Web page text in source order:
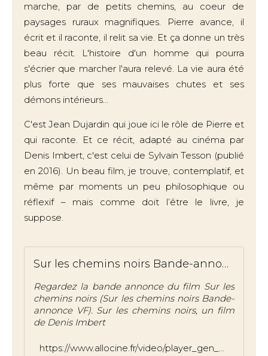
marche, par de petits chemins, au coeur de
paysages ruraux magnifiques. Pierre avance, il
écrit et il raconte, il relit sa vie. Et ça donne un très
beau récit. L'histoire d'un homme qui pourra
s'écrier que marcher l'aura relevé. La vie aura été
plus forte que ses mauvaises chutes et ses
démons intérieurs...
C'est Jean Dujardin qui joue ici le rôle de Pierre et
qui raconte. Et ce récit, adapté au cinéma par
Denis Imbert, c'est celui de Sylvain Tesson (publié
en 2016). Un beau film, je trouve, contemplatif, et
même par moments un peu philosophique ou
réflexif – mais comme doit l’être le livre, je
suppose.
Sur les chemins noirs Bande-annonce VF
Regardez la bande annonce du film Sur les
chemins noirs (Sur les chemins noirs Bande-
annonce VF). Sur les chemins noirs, un film
de Denis Imbert
https://www.allocine.fr/video/player_gen_cmedia=19599497&cfilm=295626.html